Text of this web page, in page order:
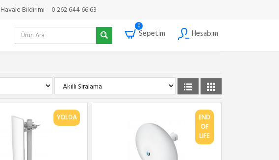
Havale Bildirimi 0 262 644 66 63
0
Sepetim Hesabım
YOLDA
END
OF
LIFE